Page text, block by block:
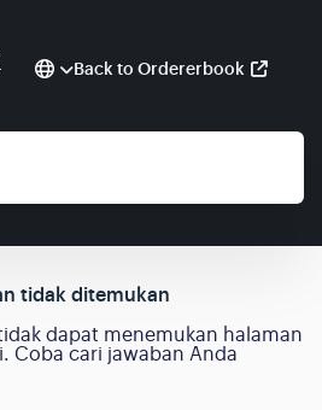
Back to Ordererbook
tidak ditemukan
dapat menemukan halaman
Coba cari jawaban Anda